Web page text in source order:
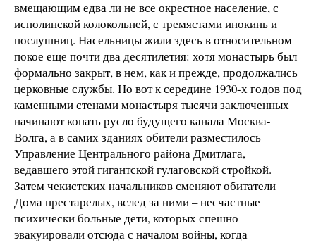
вмещающим едва ли не все окрестное население, с
исполинской колокольней, с тремястами инокинь и
послушниц. Насельницы жили здесь в относительном
покое еще почти два десятилетия: хотя монастырь был
формально закрыт, в нем, как и прежде, продолжались
церковные службы. Но вот к середине 1930-х годов под
каменными стенами монастыря тысячи заключенных
начинают копать русло будущего канала Москва-
Волга, а в самих зданиях обители разместилось
Управление Центрального района Дмитлага,
ведавшего этой гигантской гулаговской стройкой.
Затем чекистских начальников сменяют обитатели
Дома престарелых, вслед за ними – несчастные
психически больные дети, которых спешно
эвакуировали отсюда с началом войны, когда